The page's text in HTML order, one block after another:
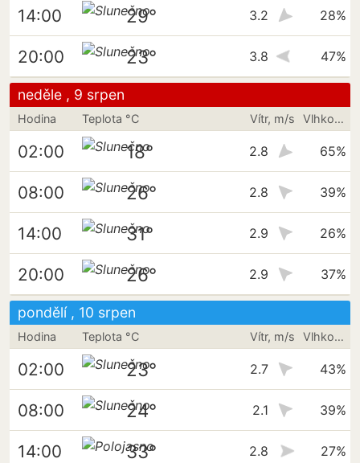
14:00 29° 3.2 28%
20:00 23° 3.8 47%
neděle , 9 srpen
Hodina Teplota °C Vítr, m/s Vlhkost vzduchu
02:00 18° 2.8 65%
08:00 26° 2.8 39%
14:00 31° 2.9 26%
20:00 26° 2.9 37%
pondělí , 10 srpen
Hodina Teplota °C Vítr, m/s Vlhkost vzduchu
02:00 23° 2.7 43%
08:00 24° 2.1 39%
14:00 33° 2.8 27%